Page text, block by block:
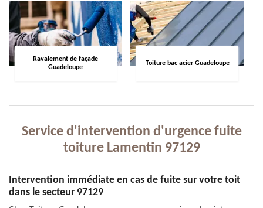
Ravalement de façade
Guadeloupe
Toiture bac acier Guadeloupe
Service d'intervention d'urgence fuite
toiture Lamentin 97129
Intervention immédiate en cas de fuite sur votre toit
dans le secteur 97129